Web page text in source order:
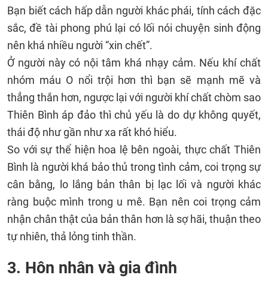
Bạn biết cách hấp dẫn người khác phái, tính cách đặc
sắc, đề tài phong phú lại có lối nói chuyện sinh động
nên khá nhiều người “xin chết”.
Ở người này có nội tâm khá nhạy cảm. Nếu khí chất
nhóm máu O nổi trội hơn thì bạn sẽ mạnh mẽ và
thẳng thắn hơn, ngược lại với người khí chất chòm sao
Thiên Bình áp đảo thì chủ yếu là do dự không quyết,
thái độ như gần như xa rất khó hiểu.
So với sự thể hiện hoa lệ bên ngoài, thực chất Thiên
Bình là người khá bảo thủ trong tình cảm, coi trọng sự
cân bằng, lo lắng bản thân bị lạc lối và người khác
ràng buộc mình trong u mê. Bạn nên coi trọng cảm
nhận chân thật của bản thân hơn là sợ hãi, thuận theo
tự nhiên, thả lỏng tinh thần.
3. Hôn nhân và gia đình